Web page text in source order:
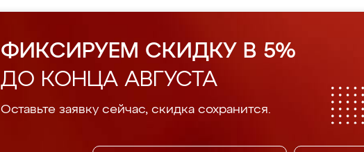
ФИКСИРУЕМ СКИДКУ В 5%
ДО КОНЦА АВГУСТА
Оставьте заявку сейчас, скидка сохранится.